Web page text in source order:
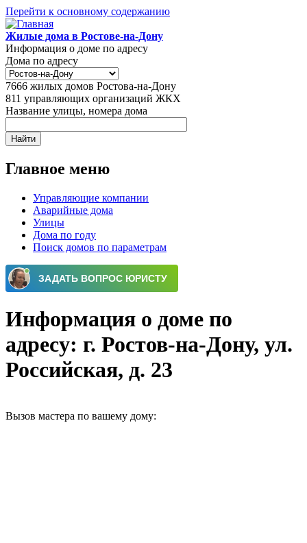
Перейти к основному содержанию
Жилые дома в Ростове-на-Дону
Информация о доме по адресу
Дома по адресу
7666 жилых домов Ростова-на-Дону
811 управляющих организаций ЖКХ
Название улицы, номера дома
Главное меню
Управляющие компании
Аварийные дома
Улицы
Дома по году
Поиск домов по параметрам
Информация о доме по
адресу: г. Ростов-на-Дону, ул.
Российская, д. 23
Вызов мастера по вашему дому: